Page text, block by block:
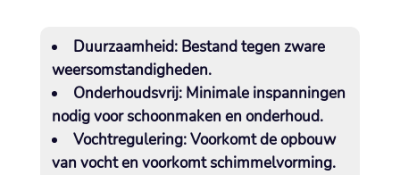
Duurzaamheid:Bestand tegen zware
weersomstandigheden.​
Onderhoudsvrij:Minimale inspanningen
nodig voor schoonmaken en onderhoud.​
Vochtregulering:Voorkomt de opbouw
van vocht en voorkomt schimmelvorming.​